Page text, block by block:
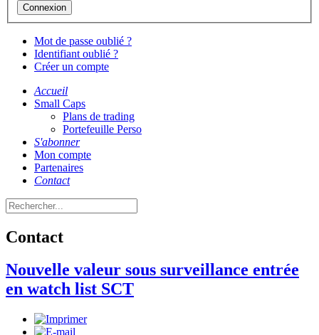
Mot de passe oublié ?
Identifiant oublié ?
Créer un compte
Accueil
Small Caps
Plans de trading
Portefeuille Perso
S'abonner
Mon compte
Partenaires
Contact
Contact
Nouvelle valeur sous surveillance entrée
en watch list SCT